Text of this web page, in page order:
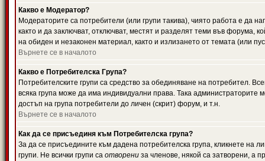
Какво е Модератор?
Модераторите са потребители (или групи такива), чиято работа е да
както и да заключват, отключват, местят и разделят теми във форума,
на обиден и незаконен материал, както и излизането от темата (или
Върнете се в началото
Какво е Потребителска Група?
Потребителските групи са средство за обединяване на потребител.
всяка група може да има индивидуални права. Така
достъп на група потребители до личен (скрит) форум, и т.н.
Върнете се в началото
Как да се присъединя към Потребителска група?
За да се присъедините към дадена потребителска група, кликнете на
групи. Не всички групи са отворени за членове, някой са затворени, а